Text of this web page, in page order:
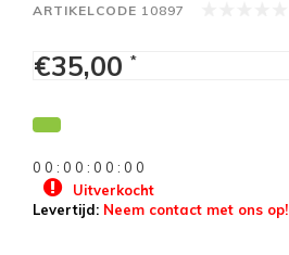
ARTIKELCODE 10897
€35,00 *
0 0 : 0 0 : 0 0 : 0 0
Uitverkocht
Levertijd: Neem contact met ons op!